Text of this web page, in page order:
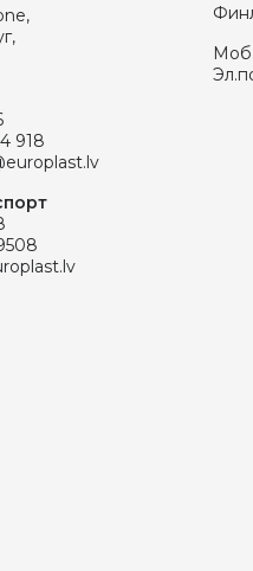
918